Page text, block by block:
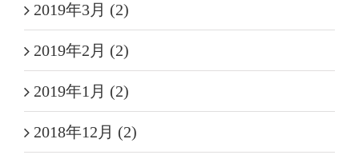
2019年3月 (2)
2019年2月 (2)
2019年1月 (2)
2018年12月 (2)